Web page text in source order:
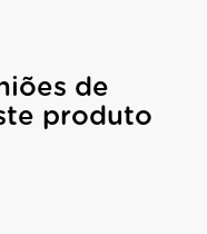
de
produto